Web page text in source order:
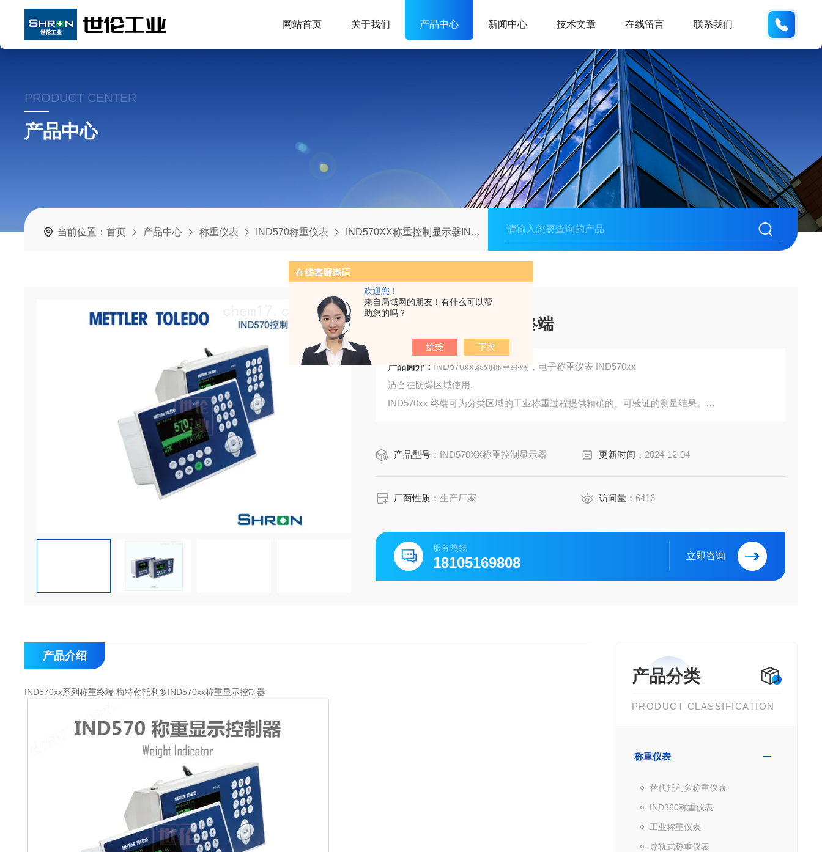
欢迎您！
来自局域网的朋友！有什么可以帮
助您的吗？
网站首页 关于我们 产品中心 新闻中心 技术文章 在线留言 联系我们
PRODUCT CENTER
产品中心
当前位置：首页 产品中心 称重仪表 IND570称重仪表 IND570XX称重控制显示器IND570xx系列称重终端
IND570xx系列称重终端
产品简介： IND570xx系列称重终端，电子称重仪表 IND570xx
适合在防爆区域使用.
IND570xx 终端可为分类区域的工业称重过程提供精确的、可验证的测量结果。
增加成本。
产品型号： IND570XX称重控制显示器 更新时间： 2024-12-04
厂商性质：生产厂家 访问量： 6416
服务热线
18105169808 立即咨询
产品分类
PRODUCT CLASSIFICATION
称重仪表
替代托利多称重仪表
IND360称重仪表
工业称重仪表
导轨式称重仪表
产品介绍
IND570xx系列称重终端 梅特勒托利多IND570xx称重显示控制器